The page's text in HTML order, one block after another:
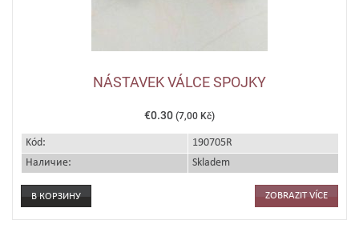
NÁSTAVEK VÁLCE SPOJKY
€0.30 (7,00 Kč)
Kód:
190705R
Наличие:
Skladem
ZOBRAZIT VÍCE